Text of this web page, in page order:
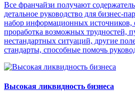
Все франчайзи получают
детальное руководство для бизнес-
набор информационных источников,
проработка возможных трудностей,
нестандартных ситуаций, другие
стандарты, способные помочь
Высокая ликвидность бизнеса